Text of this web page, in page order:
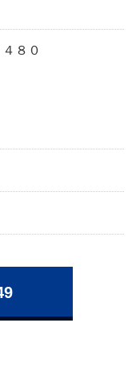
８０